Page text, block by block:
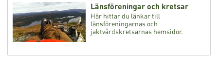
Länsföreningar och kretsar
Här hittar du länkar till
länsföreningarnas och
jaktvårdskretsarnas hemsidor.